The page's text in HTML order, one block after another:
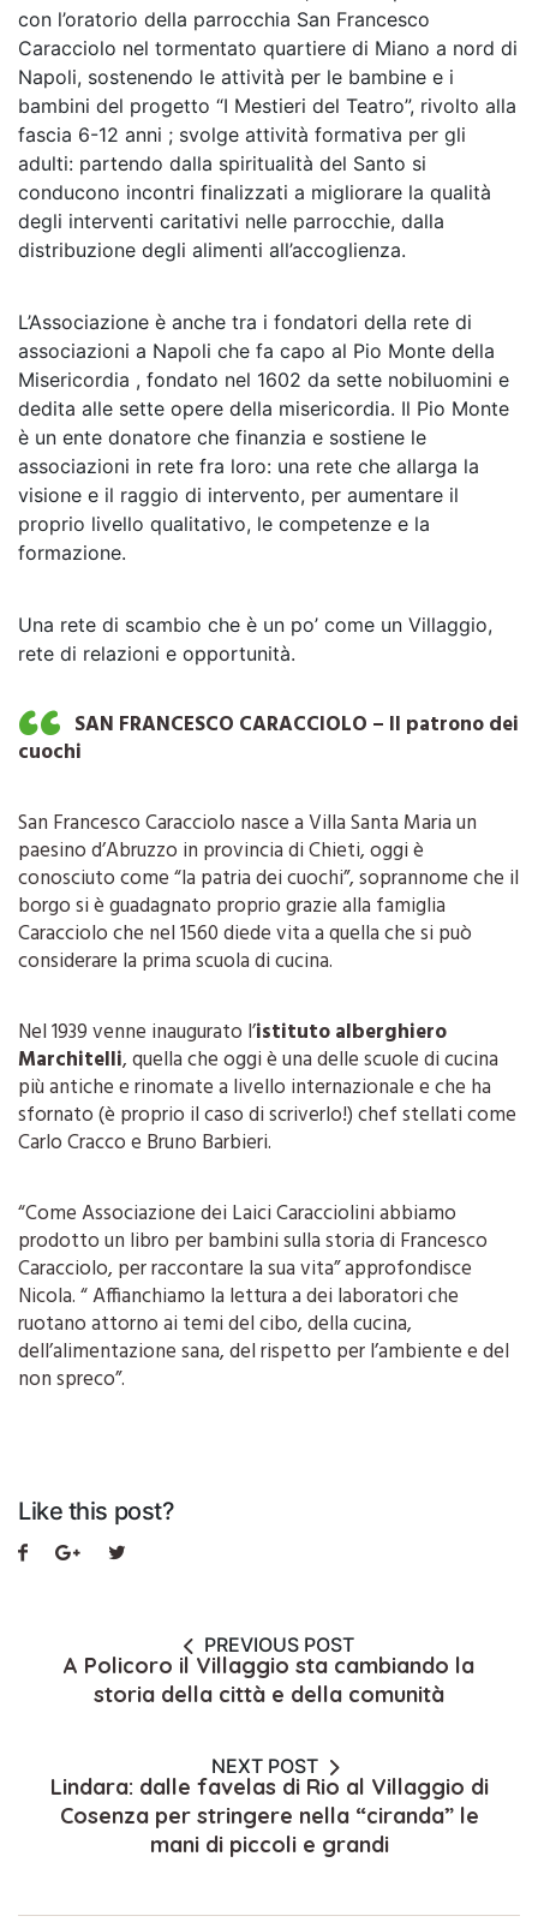
con l’oratorio della parrocchia San Francesco
Caracciolo nel tormentato quartiere di Miano a nord di
Napoli, sostenendo le attività per le bambine e i
bambini del progetto “I Mestieri del Teatro”, rivolto alla
fascia 6-12 anni ; svolge attività formativa per gli
adulti: partendo dalla spiritualità del Santo si
conducono incontri finalizzati a migliorare la qualità
degli interventi caritativi nelle parrocchie, dalla
distribuzione degli alimenti all’accoglienza.
L’Associazione è anche tra i fondatori della rete di
associazioni a Napoli che fa capo al Pio Monte della
Misericordia , fondato nel 1602 da sette nobiluomini e
dedita alle sette opere della misericordia. Il Pio Monte
è un ente donatore che finanzia e sostiene le
associazioni in rete fra loro: una rete che allarga la
visione e il raggio di intervento, per aumentare il
proprio livello qualitativo, le competenze e la
formazione.
Una rete di scambio che è un po’ come un Villaggio,
rete di relazioni e opportunità.
SAN FRANCESCO CARACCIOLO – Il patrono dei
cuochi
San Francesco Caracciolo nasce a Villa Santa Maria un
paesino d’Abruzzo in provincia di Chieti, oggi è
conosciuto come “la patria dei cuochi”, soprannome che il
borgo si è guadagnato proprio grazie alla famiglia
Caracciolo che nel 1560 diede vita a quella che si può
considerare la prima scuola di cucina.
Nel 1939 venne inaugurato l’istituto alberghiero
Marchitelli, quella che oggi è una delle scuole di cucina
più antiche e rinomate a livello internazionale e che ha
sfornato (è proprio il caso di scriverlo!) chef stellati come
Carlo Cracco e Bruno Barbieri.
“Come Associazione dei Laici Caracciolini abbiamo
prodotto un libro per bambini sulla storia di Francesco
Caracciolo, per raccontare la sua vita” approfondisce
Nicola. “ Affianchiamo la lettura a dei laboratori che
ruotano attorno ai temi del cibo, della cucina,
dell’alimentazione sana, del rispetto per l’ambiente e del
non spreco”.
Like this post?
PREVIOUS POST
A Policoro il Villaggio sta cambiando la
storia della città e della comunità
NEXT POST
Lindara: dalle favelas di Rio al Villaggio di
Cosenza per stringere nella “ciranda” le
mani di piccoli e grandi